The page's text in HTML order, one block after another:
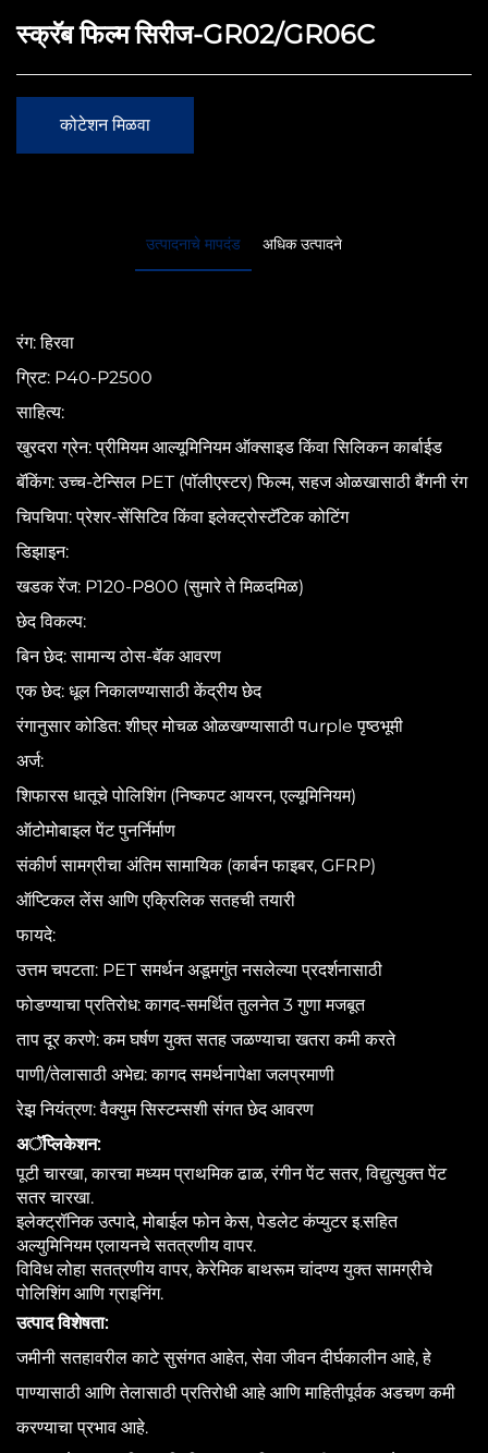
स्क्रॅब फिल्म सिरीज-GR02/GR06C
कोटेशन मिळवा
उत्पादनाचे मापदंड अधिक उत्पादने
रंग: हिरवा
ग्रिट: P40-P2500
साहित्य:
खुरदरा ग्रेन: प्रीमियम आल्यूमिनियम ऑक्साइड किंवा सिलिकन कार्बाईड
बॅकिंग: उच्च-टेन्सिल PET (पॉलीएस्टर) फिल्म, सहज ओळखासाठी बैंगनी रंग
चिपचिपा: प्रेशर-सेंसिटिव किंवा इलेक्ट्रोस्टॅटिक कोटिंग
डिझाइन:
खडक रेंज: P120-P800 (सुमारे ते मिळदमिळ)
छेद विकल्प:
बिन छेद: सामान्य ठोस-बॅक आवरण
एक छेद: धूल निकालण्यासाठी केंद्रीय छेद
रंगानुसार कोडित: शीघ्र मोचळ ओळखण्यासाठी पurple पृष्ठभूमी
अर्ज:
शिफारस धातूचे पोलिशिंग (निष्कपट आयरन, एल्यूमिनियम)
ऑटोमोबाइल पेंट पुनर्निर्माण
संकीर्ण सामग्रीचा अंतिम सामायिक (कार्बन फाइबर, GFRP)
ऑप्टिकल लेंस आणि एक्रिलिक सतहची तयारी
फायदे:
उत्तम चपटता: PET समर्थन अडूमगुंत नसलेल्या प्रदर्शनासाठी
फोडण्याचा प्रतिरोध: कागद-समर्थित तुलनेत 3 गुणा मजबूत
ताप दूर करणे: कम घर्षण युक्त सतह जळण्याचा खतरा कमी करते
पाणी/तेलासाठी अभेद्य: कागद समर्थनापेक्षा जलप्रमाणी
रेझ़ नियंत्रण: वैक्युम सिस्टम्सशी संगत छेद आवरण
अॅप्लिकेशन:
पूटी चारखा, कारचा मध्यम प्राथमिक ढाळ, रंगीन पेंट सतर, विद्युत्युक्त पेंट
सतर चारखा.
इलेक्ट्रॉनिक उत्पादे, मोबाईल फोन केस, पेडलेट कंप्युटर इ.सहित
अल्युमिनियम एलायनचे सतत्रणीय वापर.
विविध लोहा सतत्रणीय वापर, केरेमिक बाथरूम चांदण्य युक्त सामग्रीचे
पोलिशिंग आणि ग्राइनिंग.
उत्पाद विशेषता:
जमीनी सतहावरील काटे सुसंगत आहेत, सेवा जीवन दीर्घकालीन आहे, हे
पाण्यासाठी आणि तेलासाठी प्रतिरोधी आहे आणि माहितीपूर्वक अडचण कमी
करण्याचा प्रभाव आहे.